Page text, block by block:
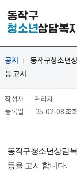
동작구
청소년상담복
공지
동작구청소년
등 고시
작성자
관리자
등록일
25-02-08조회
동작구청소년상담
등을 고시 합니다.